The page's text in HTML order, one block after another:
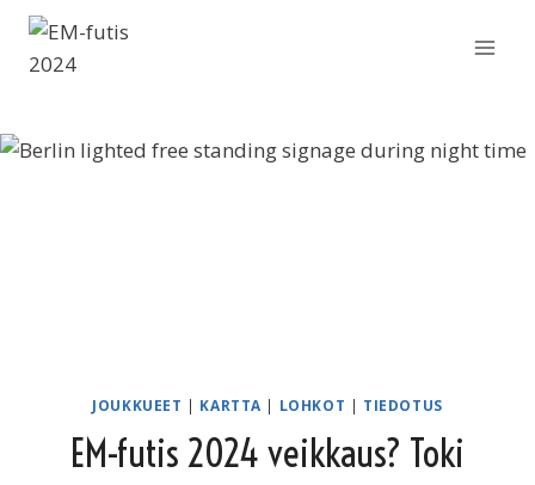
Siirry
sisältöön
JOUKKUEET | KARTTA | LOHKOT | TIEDOTUS
EM-futis 2024 veikkaus? Toki